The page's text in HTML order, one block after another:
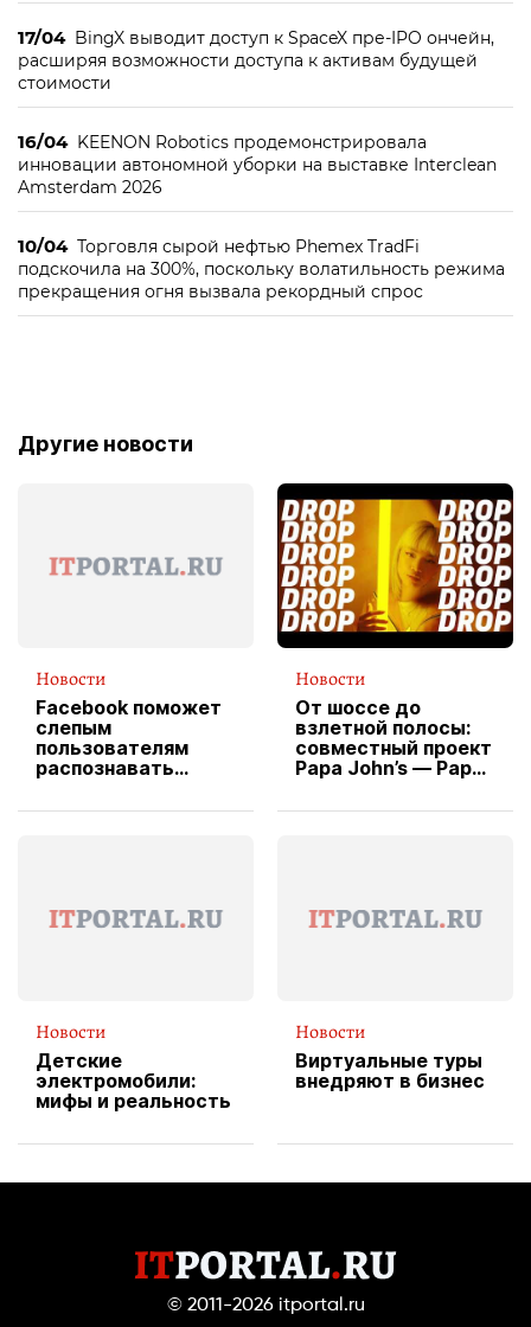
17/04 BingX выводит доступ к SpaceX пре-IPO ончейн,
расширяя возможности доступа к активам будущей
стоимости
16/04 KEENON Robotics продемонстрировала
инновации автономной уборки на выставке Interclean
Amsterdam 2026
10/04 Торговля сырой нефтью Phemex TradFi
подскочила на 300%, поскольку волатильность режима
прекращения огня вызвала рекордный спрос
Другие новости
Новости
Facebook поможет
слепым
пользователям
распознавать
Новости
От шоссе до
взлетной полосы:
совместный проект
Papa John’s — Papa
вводит
Новости
Детские
электромобили:
мифы и реальность
Новости
Виртуальные туры
внедряют в бизнес
© 2011-2026 itportal.ru